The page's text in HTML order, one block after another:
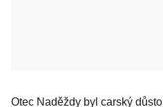
Otec Naděždy byl carský